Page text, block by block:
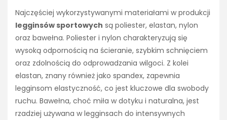
Najczęściej wykorzystywanymi materiałami w produkcji
legginsów sportowych są poliester, elastan, nylon
oraz bawełna. Poliester i nylon charakteryzują się
wysoką odpornością na ścieranie, szybkim schnięciem
oraz zdolnością do odprowadzania wilgoci. Z kolei
elastan, znany również jako spandex, zapewnia
legginsom elastyczność, co jest kluczowe dla swobody
ruchu. Bawełna, choć miła w dotyku i naturalna, jest
rzadziej używana w legginsach do intensywnych